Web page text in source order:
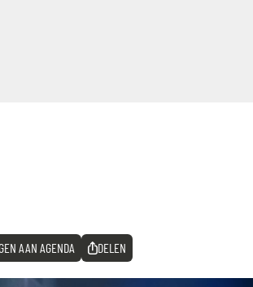
AAN AGENDA DELEN